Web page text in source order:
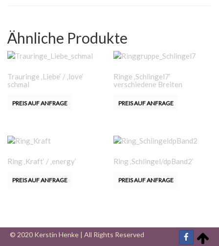
Ähnliche Produkte
Trauringe ‚Liebe‘ / ‚love‘
schmal
PREIS AUF ANFRAGE
Ringe ‚Schlingel7‘
verschiedene Breiten
PREIS AUF ANFRAGE
Ring ‚Kraft‘ / ‚energy‘
PREIS AUF ANFRAGE
Ring ‚Schlingel/dpBand2‘
PREIS AUF ANFRAGE
© 2020 Kerstin Henke | All Rights Reserved